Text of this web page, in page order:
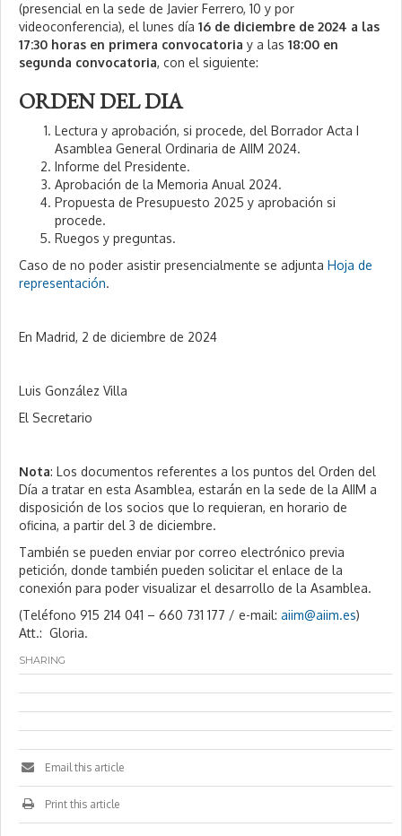
(presencial en la sede de Javier Ferrero, 10 y por
videoconferencia), el lunes día 16 de diciembre de 2024 a las
17:30 horas en primera convocatoria y a las 18:00 en
segunda convocatoria, con el siguiente:
ORDEN DEL DIA
Lectura y aprobación, si procede, del Borrador Acta I
Asamblea General Ordinaria de AIIM 2024.
Informe del Presidente.
Aprobación de la Memoria Anual 2024.
Propuesta de Presupuesto 2025 y aprobación si
procede.
Ruegos y preguntas.
Caso de no poder asistir presencialmente se adjunta Hoja de
representación.
En Madrid, 2 de diciembre de 2024
Luis González Villa
El Secretario
Nota: Los documentos referentes a los puntos del Orden del
Día a tratar en esta Asamblea, estarán en la sede de la AIIM a
disposición de los socios que lo requieran, en horario de
oficina, a partir del 3 de diciembre.
También se pueden enviar por correo electrónico previa
petición, donde también pueden solicitar el enlace de la
conexión para poder visualizar el desarrollo de la Asamblea.
(Teléfono 915 214 041 – 660 731 177 / e-mail: aiim@aiim.es)
Att.: Gloria.
SHARING
Email this article
Print this article